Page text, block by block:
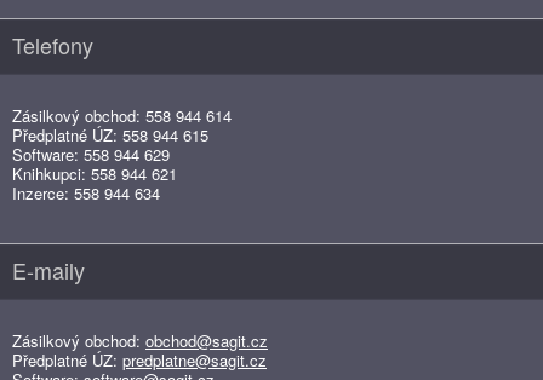
Telefony
Zásilkový obchod: 558 944 614
Předplatné ÚZ: 558 944 615
Software: 558 944 629
Knihkupci: 558 944 621
Inzerce: 558 944 634
E-maily
Zásilkový obchod: obchod@sagit.cz
Předplatné ÚZ: predplatne@sagit.cz